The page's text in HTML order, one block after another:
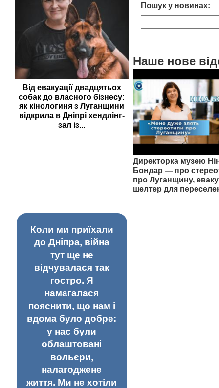
Від евакуації двадцятьох
собак до власного бізнесу:
як кінологиня з Луганщини
відкрила в Дніпрі хендлінг-
зал із...
Пошук у новинах:
Наше нове
Директорка музею
Бондар — про
про Луганщину,
шелтер для
Коли ми приїхали
до Дніпра, війна
тут ще не
відчувалася так
гостро. Я
намагалася
пояснити, що нам і
вдома було добре:
у нас були
облаштовані
вольєри,
налагоджене
життя. Ми не хотіли